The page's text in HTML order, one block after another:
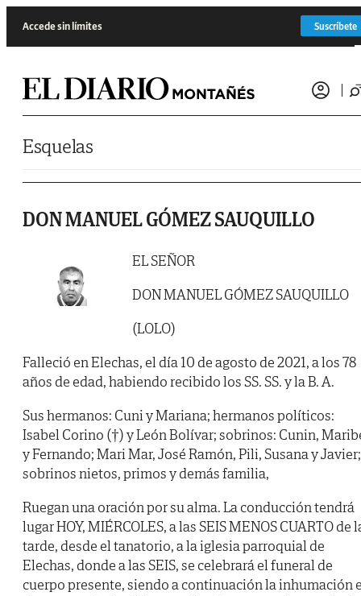
Accede sin límites Suscríbete
Esquelas
DON MANUEL GÓMEZ SAUQUILLO
EL SEÑOR
DON MANUEL GÓMEZ SAUQUILLO
(LOLO)
Falleció en Elechas, el día 10 de agosto de 2021, a los 78
años de edad, habiendo recibido los SS. SS. y la B. A.
Sus hermanos: Cuni y Mariana; hermanos políticos:
Isabel Corino (†) y León Bolívar; sobrinos: Cunin,
y Fernando; Mari Mar, José Ramón, Pili, Susana y Javier;
sobrinos nietos, primos y demás familia,
Ruegan una oración por su alma. La conducción tendrá
lugar HOY, MIÉRCOLES, a las SEIS MENOS CUARTO de
tarde, desde el tanatorio, a la iglesia parroquial de
Elechas, donde a las SEIS, se celebrará el funeral de
cuerpo presente, siendo a continuación la inhumación